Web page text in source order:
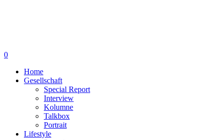
0
Home
Gesellschaft
Special Report
Interview
Kolumne
Talkbox
Portrait
Lifestyle